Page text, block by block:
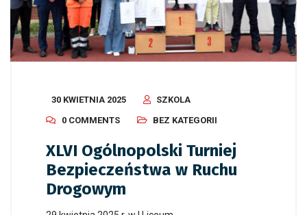
30 KWIETNIA 2025
SZKOLA
0 COMMENTS
BEZ KATEGORII
XLVI Ogólnopolski Turniej
Bezpieczeństwa w Ruchu
Drogowym